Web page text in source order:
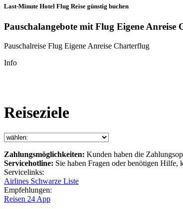
Last-Minute Hotel Flug Reise günstig buchen
Pauschalangebote mit Flug Eigene Anreise
Pauschalreise Flug Eigene Anreise Charterflug
Info
Reiseziele
Zahlungsmöglichkeiten: Kunden haben die
Servicehotline: Sie haben Fragen oder benötigen Hilfe,
Servicelinks:
Airlines Schwarze Liste
Empfehlungen:
Reisen 24 App